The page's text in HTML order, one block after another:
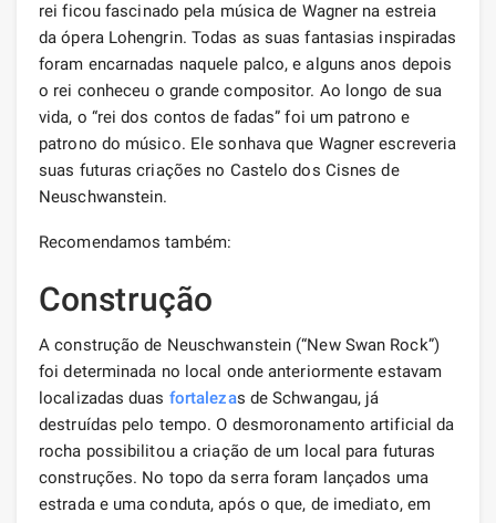
rei ficou fascinado pela música de Wagner na estreia
da ópera Lohengrin. Todas as suas fantasias inspiradas
foram encarnadas naquele palco, e alguns anos depois
o rei conheceu o grande compositor. Ao longo de sua
vida, o “rei dos contos de fadas” foi um patrono e
patrono do músico. Ele sonhava que Wagner escreveria
suas futuras criações no Castelo dos Cisnes de
Neuschwanstein.
Recomendamos também:
Construção
A construção de Neuschwanstein (“New Swan Rock”)
foi determinada no local onde anteriormente estavam
localizadas duas fortalezas de Schwangau, já
destruídas pelo tempo. O desmoronamento artificial da
rocha possibilitou a criação de um local para futuras
construções. No topo da serra foram lançados uma
estrada e uma conduta, após o que, de imediato, em